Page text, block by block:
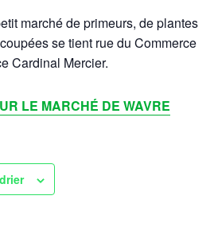
marché de primeurs, de plantes
se tient rue du Commerce
Cardinal Mercier.
LE MARCHÉ DE WAVRE